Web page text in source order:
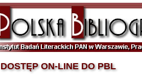
DOSTĘP ON-LINE DO PBL